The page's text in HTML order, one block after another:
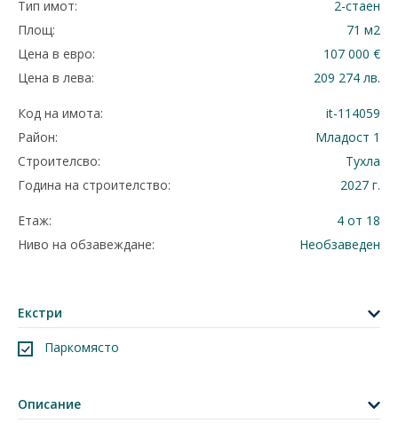
Тип имот:
2-стаен
Площ:
71 м2
Цена в евро:
107 000 €
Цена в лева:
209 274 лв.
Код на имота:
it-114059
Район:
Младост 1
Строителсво:
Тухла
Година на строителство:
2027 г.
Етаж:
4 от 18
Ниво на обзавеждане:
Необзаведен
Екстри
Паркомясто
Описание